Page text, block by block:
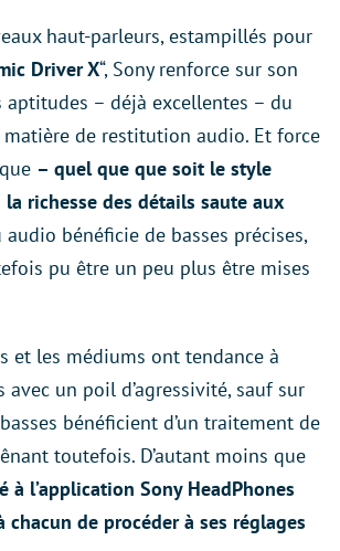
haut-parleurs, estampillés pour
Driver X“, Sony renforce sur son
aptitudes – déjà excellentes – du
matière de restitution audio. Et force
– quel que que soit le style
richesse des détails saute aux
audio bénéficie de basses précises,
pu être un peu plus être mises
et les médiums ont tendance à
avec un poil d’agressivité, sauf sur
bénéficient d’un traitement de
toutefois. D’autant moins que
à l’application Sony HeadPhones
chacun de procéder à ses réglages